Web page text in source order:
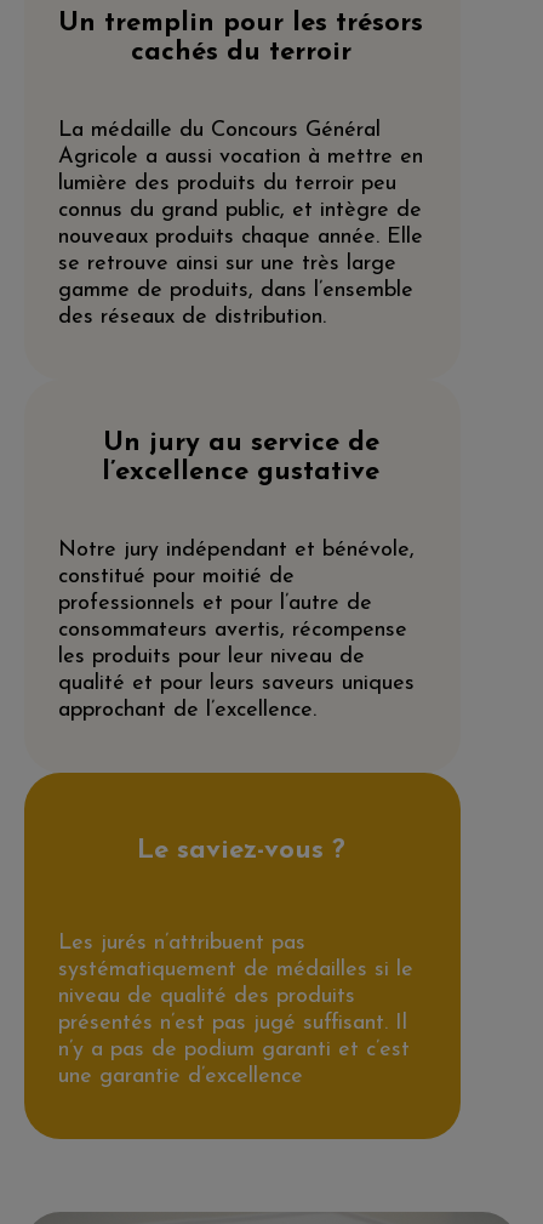
Un tremplin pour les trésors
cachés du terroir
La médaille du Concours Général
Agricole a aussi vocation à mettre en
lumière des produits du terroir peu
connus du grand public, et intègre de
nouveaux produits chaque année. Elle
se retrouve ainsi sur une très large
gamme de produits, dans l’ensemble
des réseaux de distribution.
Un jury au service de
l’excellence gustative
Notre jury indépendant et bénévole,
constitué pour moitié de
professionnels et pour l’autre de
consommateurs avertis, récompense
les produits pour leur niveau de
qualité et pour leurs saveurs uniques
approchant de l’excellence.
Le saviez-vous ?
Les jurés n’attribuent pas
systématiquement de médailles si le
niveau de qualité des produits
présentés n’est pas jugé suffisant. Il
n’y a pas de podium garanti et c’est
une garantie d’excellence